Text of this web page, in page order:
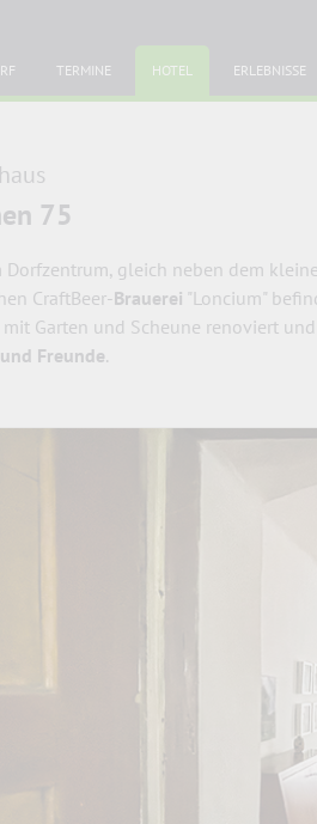
TERMINE HOTEL ERLEBNISSE
75
Dorfzentrum, gleich neben dem
CraftBeer-Brauerei "Loncium"
mit Garten und Scheune renoviert
Freunde.